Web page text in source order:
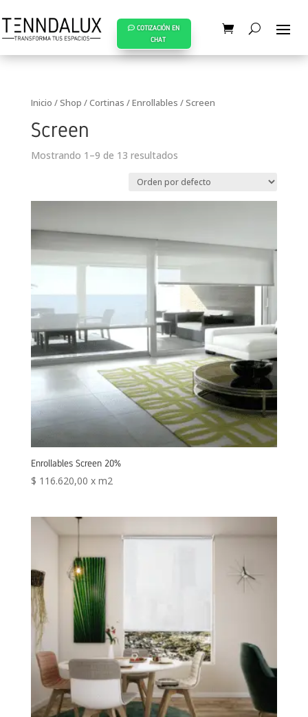
COTIZACIÓN EN
CHAT
Inicio /Shop /Cortinas /Enrollables / Screen
Screen
Mostrando 1–9 de 13 resultados
Enrollables Screen 20%
$ 116.620,00 x m2